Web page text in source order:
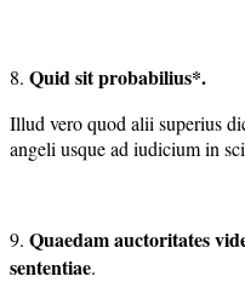
8. Quid sit probabilius*.
Illud vero quod alii superius
angeli usque ad iudicium in
9. Quaedam auctoritates
sententiae.